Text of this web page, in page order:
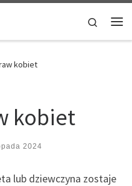
Search
kobiet
kobiet
2024
lub dziewczyna zostaje